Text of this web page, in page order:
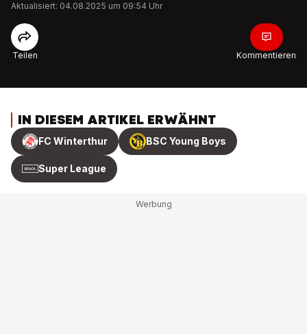
Aktualisiert: 04.08.2025 um 09:54 Uhr
Teilen Kommentieren
IN DIESEM ARTIKEL ERWÄHNT
FC Winterthur BSC Young Boys
Super League